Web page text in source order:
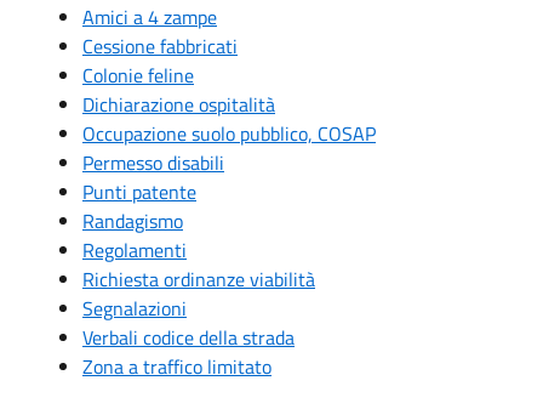
Amici a 4 zampe
Cessione fabbricati
Colonie feline
Dichiarazione ospitalità
Occupazione suolo pubblico, COSAP
Permesso disabili
Punti patente
Randagismo
Regolamenti
Richiesta ordinanze viabilità
Segnalazioni
Verbali codice della strada
Zona a traffico limitato